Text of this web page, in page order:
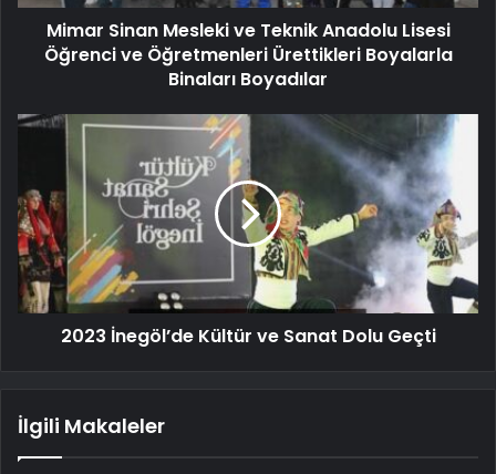
Mimar Sinan Mesleki ve Teknik Anadolu Lisesi
Öğrenci ve Öğretmenleri Ürettikleri Boyalarla
Binaları Boyadılar
2023 İnegöl’de Kültür ve Sanat Dolu Geçti
İlgili Makaleler